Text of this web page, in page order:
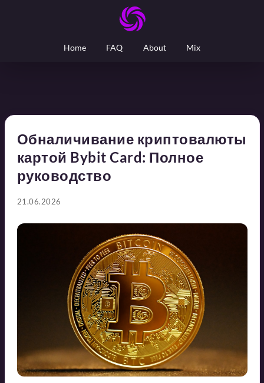
Home FAQ About Mix
Обналичивание криптовалюты
картой Bybit Card: Полное
руководство
21.06.2026